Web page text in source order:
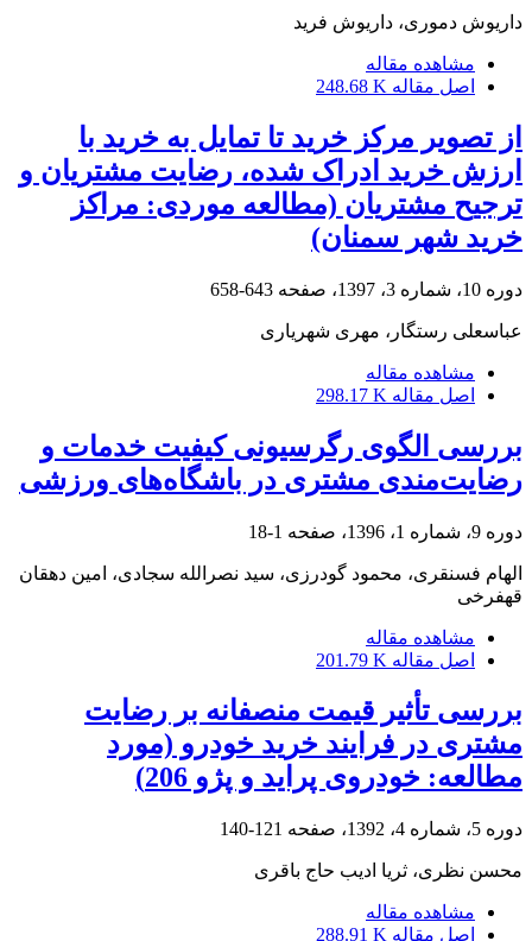
داریوش دموری، داریوش فرید
مشاهده مقاله
اصل مقاله 248.68 K
از تصویر مرکز خرید تا تمایل به خرید با
ارزش خرید ادراک شده، رضایت مشتریان و
ترجیح مشتریان (مطالعه موردی: مراکز
خرید شهر سمنان)
دوره 10، شماره 3، 1397، صفحه 643-658
عباسعلی رستگار، مهری شهریاری
مشاهده مقاله
اصل مقاله 298.17 K
بررسی الگوی رگرسیونی کیفیت خدمات و
رضایت‌مندی مشتری در باشگاه‌های ورزشی
دوره 9، شماره 1، 1396، صفحه 1-18
الهام فسنقری، محمود گودرزی، سید نصرالله سجادی، امین دهقان
قهفرخی
مشاهده مقاله
اصل مقاله 201.79 K
بررسی تأثیر قیمت منصفانه بر رضایت
مشتری در فرایند خرید خودرو (مورد
مطالعه: خودروی پراید و پژو 206)
دوره 5، شماره 4، 1392، صفحه 121-140
محسن نظری، ثریا ادیب حاج باقری
مشاهده مقاله
اصل مقاله 288.91 K